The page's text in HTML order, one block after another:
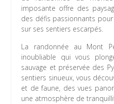
imposante offre des
des défis passionnants
sur ses sentiers escarpés.
La randonnée au Mont
inoubliable qui vous
sauvage et préservée des
sentiers sinueux, vous
et de faune, des vues
une atmosphère de